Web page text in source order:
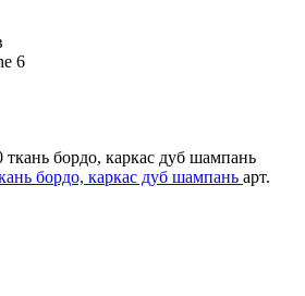
6
бордо, каркас дуб шампань арт.